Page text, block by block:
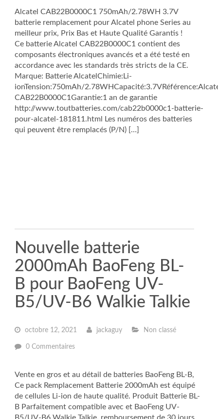
Alcatel CAB22B0000C1 750mAh/2.78WH 3.7V
batterie remplacement pour Alcatel phone Series au
meilleur prix, Prix Bas et Haute Qualité Garantis !
Ce batterie Alcatel CAB22B0000C1 contient des
composants électroniques avancés et a été testé en
accordance avec les standards très stricts de la CE.
Marque: Batterie AlcatelChimie:Li-
ionTension:750mAh/
CAB22B0000C1Garantie:1 an de garantie
http://www.toutbatteries.com/cab22b0000c1-batterie-
pour-alcatel-181811.html Les numéros des batteries
qui peuvent être remplacés (P/N) […]
Nouvelle batterie
2000mAh BaoFeng BL-
B pour BaoFeng UV-
B5/UV-B6 Walkie Talkie
octobre 12, 2021 jackaguy Non classé
0 Commentaires
Vente en gros et au détail de batteries BaoFeng BL-B,
Ce pack Remplacement Batterie 2000mAh est équipé
de cellules Li-ion de haute qualité. Produit Batterie BL-
B Parfaitement compatible avec et BaoFeng UV-